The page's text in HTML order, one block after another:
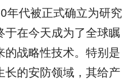
代被正式确立为研究
在今天成为了全球瞩
的战略性技术。特别是
的安防领域，其给产